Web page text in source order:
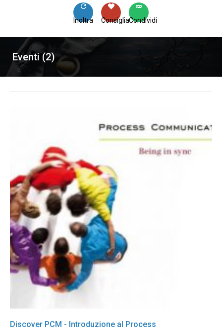
Condividi
Consiglia
Inoltra
Eventi (2)
Discover PCM - Introduzione al Process